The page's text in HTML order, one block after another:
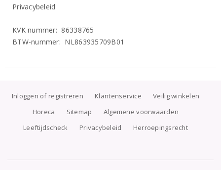
Privacybeleid
KVK nummer: 86338765
BTW-nummer: NL863935709B01
Inloggen of registreren Klantenservice
Veilig winkelen
Horeca
Sitemap
Algemene voorwaarden
Leeftijdscheck
Privacybeleid Herroepingsrecht